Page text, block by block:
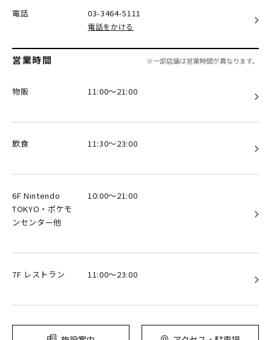
電話 03-3464-5111
電話をかける
営業時間 ※一部店舗は営業時間が異なります。
物販 11:00～21:00
飲食 11:30～23:00
6F Nintendo
TOKYO・ポケモ
ンセンター他
10:00～21:00
7F レストラン 11:00～23:00